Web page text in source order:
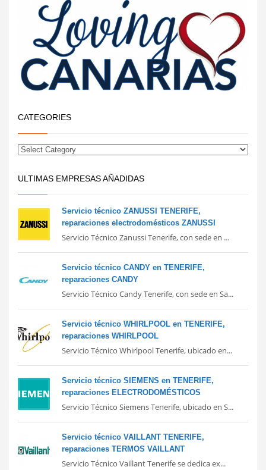
CATEGORIES
ULTIMAS EMPRESAS AÑADIDAS
Servicio técnico ZANUSSI TENERIFE,
reparaciones electrodomésticos ZANUSSI
Servicio Técnico Zanussi Tenerife, con sede en ...
Servicio técnico CANDY en TENERIFE,
reparaciones CANDY
Servicio Técnico Candy Tenerife, con sede en Sa...
Servicio técnico WHIRLPOOL en TENERIFE,
reparaciones WHIRLPOOL
Servicio Técnico Whirlpool Tenerife, ubicado en...
Servicio técnico SIEMENS en TENERIFE,
reparaciones ELECTRODOMÉSTICOS
Servicio Técnico Siemens Tenerife, ubicado en S...
Servicio técnico VAILLANT TENERIFE,
reparaciones TERMOS VAILLANT
Servicio Técnico Vaillant Tenerife se dedica ex...